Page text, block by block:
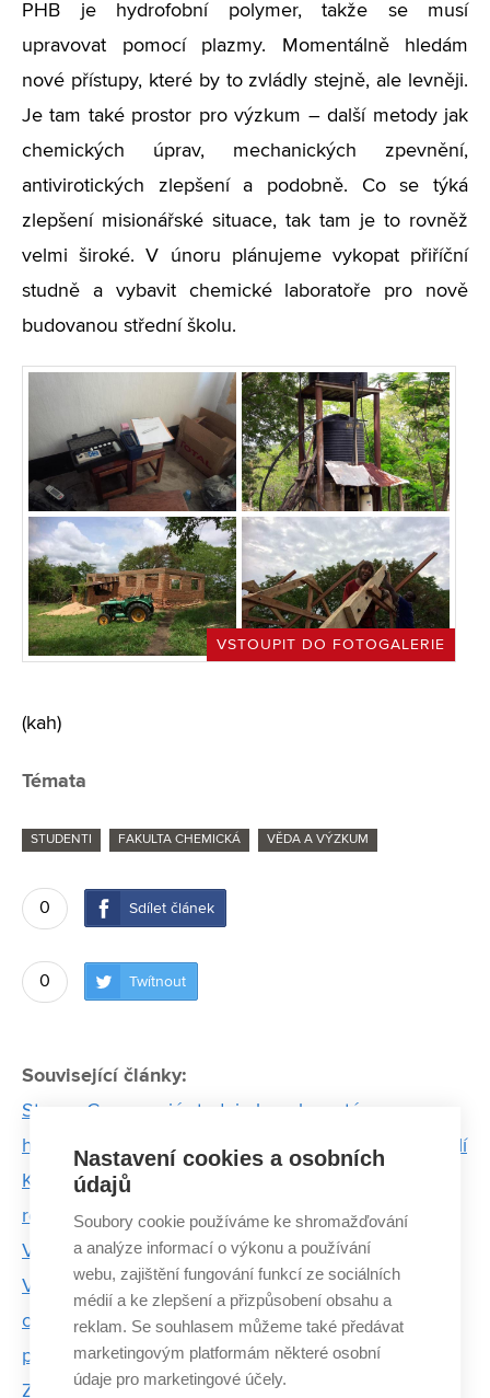
PHB je hydrofobní polymer, takže se musí
upravovat pomocí plazmy. Momentálně hledám
nové přístupy, které by to zvládly stejně, ale levněji.
Je tam také prostor pro výzkum – další metody jak
chemických úprav, mechanických zpevnění,
antivirotických zlepšení a podobně. Co se týká
zlepšení misionářské situace, tak tam je to rovněž
velmi široké. V únoru plánujeme vykopat přiříční
studně a vybavit chemické laboratoře pro nově
budovanou střední školu.
VSTOUPIT DO FOTOGALERIE
(kah)
Témata
STUDENTI FAKULTA CHEMICKÁ VĚDA A VÝZKUM
0 Sdílet článek
0 Twítnout
Související články:
Stevan Gavranović studuje bezolovnaté
halogenidové perovskity, které šetří životní prostředí
Kostní tkáňové nosiče z 3D tiskárny zefektivní
regeneraci kostí. Jejich receptury testují na FCH
VUT
Vědci z VUT významně pomohli s výrobou
ochranných pomůcek a nyní pracují na nových
projektech
Změn se nebojím, baví mě překonávat překážky
Nastavení cookies a osobních
údajů
Soubory cookie používáme ke shromažďování
a analýze informací o výkonu a používání
webu, zajištění fungování funkcí ze sociálních
médií a ke zlepšení a přizpůsobení obsahu a
reklam. Se souhlasem můžeme také předávat
marketingovým platformám některé osobní
údaje pro marketingové účely.